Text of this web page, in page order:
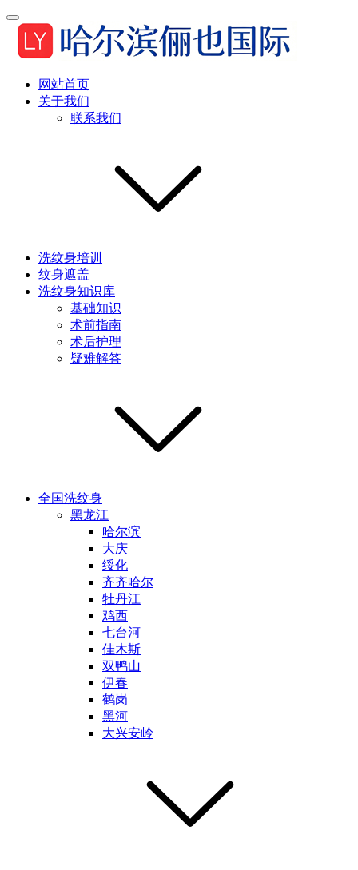
网站首页
关于我们
联系我们
洗纹身培训
纹身遮盖
洗纹身知识库
基础知识
术前指南
术后护理
疑难解答
全国洗纹身
黑龙江
哈尔滨
大庆
绥化
齐齐哈尔
牡丹江
鸡西
七台河
佳木斯
双鸭山
伊春
鹤岗
黑河
大兴安岭